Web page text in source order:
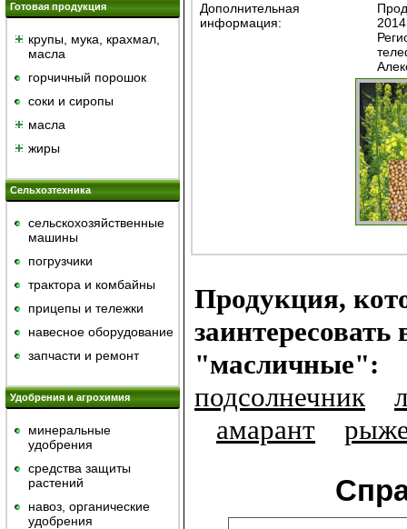
Готовая продукция
крупы, мука, крахмал,
масла
горчичный порошок
cоки и сиропы
масла
жиры
Сельхозтехника
сельскохозяйственные
машины
погрузчики
трактора и комбайны
прицепы и тележки
навесное оборудование
запчасти и ремонт
Удобрения и агрохимия
минеральные
удобрения
средства защиты
растений
навоз, органические
удобрения
Дополнительная
информация:
Продукция,
заинтересовать
"масличные":
подсолнечник
амарант